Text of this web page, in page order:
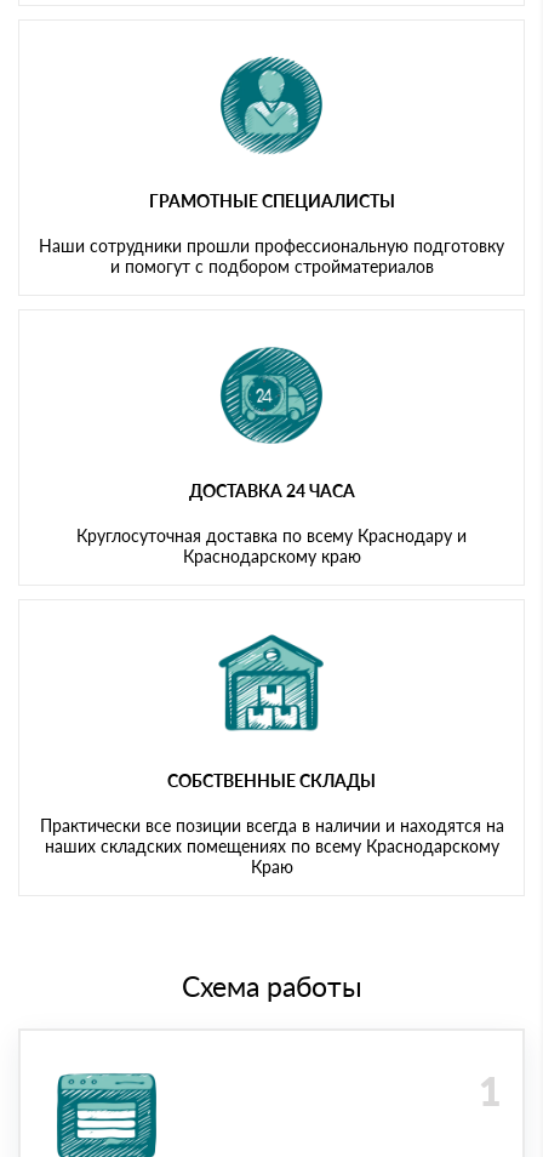
ГРАМОТНЫЕ СПЕЦИАЛИСТЫ
Наши сотрудники прошли профессиональную подготовку
и помогут с подбором стройматериалов
ДОСТАВКА 24 ЧАСА
Круглосуточная доставка по всему Краснодару и
Краснодарскому краю
СОБСТВЕННЫЕ СКЛАДЫ
Практически все позиции всегда в наличии и находятся на
наших складских помещениях по всему Краснодарскому
Краю
Схема работы